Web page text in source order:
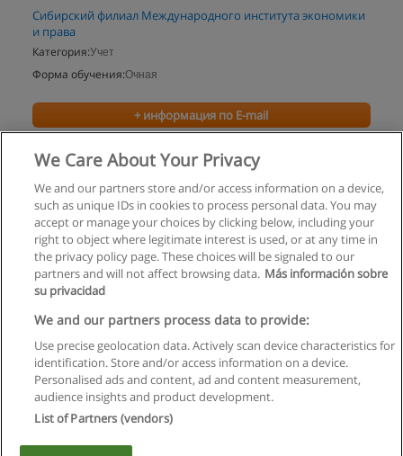
Сибирский филиал Международного института экономики
и права
Категория:Учет
Форма обучения:Очная
+ информация по E-mail
Правила пользования
Конфиденциальность информации
Напишите Educaedu
Copyright © Educaedu Business S.L. - CIF : B-95610580: -
We Care About Your Privacy
We and our partners store and/or access information on a device,
such as unique IDs in cookies to process personal data. You may
accept or manage your choices by clicking below, including your
right to object where legitimate interest is used, or at any time in
the privacy policy page. These choices will be signaled to our
partners and will not affect browsing data. Más información sobre
su privacidad
We and our partners process data to provide:
Use precise geolocation data. Actively scan device characteristics for
identification. Store and/or access information on a device.
Personalised ads and content, ad and content measurement,
audience insights and product development.
List of Partners (vendors)